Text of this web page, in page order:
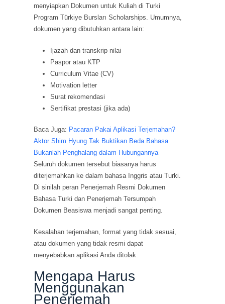
menyiapkan Dokumen untuk Kuliah di Turki
Program Türkiye Bursları Scholarships. Umumnya,
dokumen yang dibutuhkan antara lain:
Ijazah dan transkrip nilai
Paspor atau KTP
Curriculum Vitae (CV)
Motivation letter
Surat rekomendasi
Sertifikat prestasi (jika ada)
Baca Juga: Pacaran Pakai Aplikasi Terjemahan?
Aktor Shim Hyung Tak Buktikan Beda Bahasa
Bukanlah Penghalang dalam Hubungannya
Seluruh dokumen tersebut biasanya harus
diterjemahkan ke dalam bahasa Inggris atau Turki.
Di sinilah peran Penerjemah Resmi Dokumen
Bahasa Turki dan Penerjemah Tersumpah
Dokumen Beasiswa menjadi sangat penting.
Kesalahan terjemahan, format yang tidak sesuai,
atau dokumen yang tidak resmi dapat
menyebabkan aplikasi Anda ditolak.
Mengapa Harus
Menggunakan
Penerjemah